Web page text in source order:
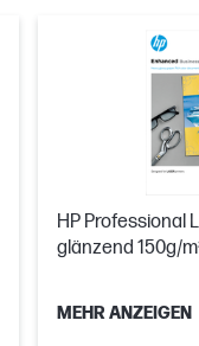
HP Professional
glänzend 150g/
MEHR ANZEIGEN